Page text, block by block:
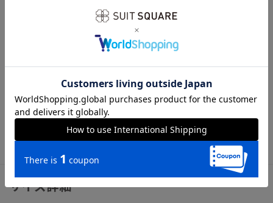
【洗濯表示】洗濯機可（ネット使用）
《洗濯時の脱水を短めに行い、水分を保った状態で形を整えつ
り干しすることで、シワが最小限に抑えられます》
サイズ詳細